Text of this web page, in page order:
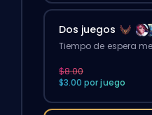
Dos juegos
Tiempo de espera
$8.00
$3.00 por juego